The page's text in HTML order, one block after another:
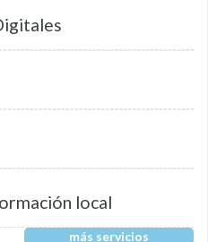
local
más servicios